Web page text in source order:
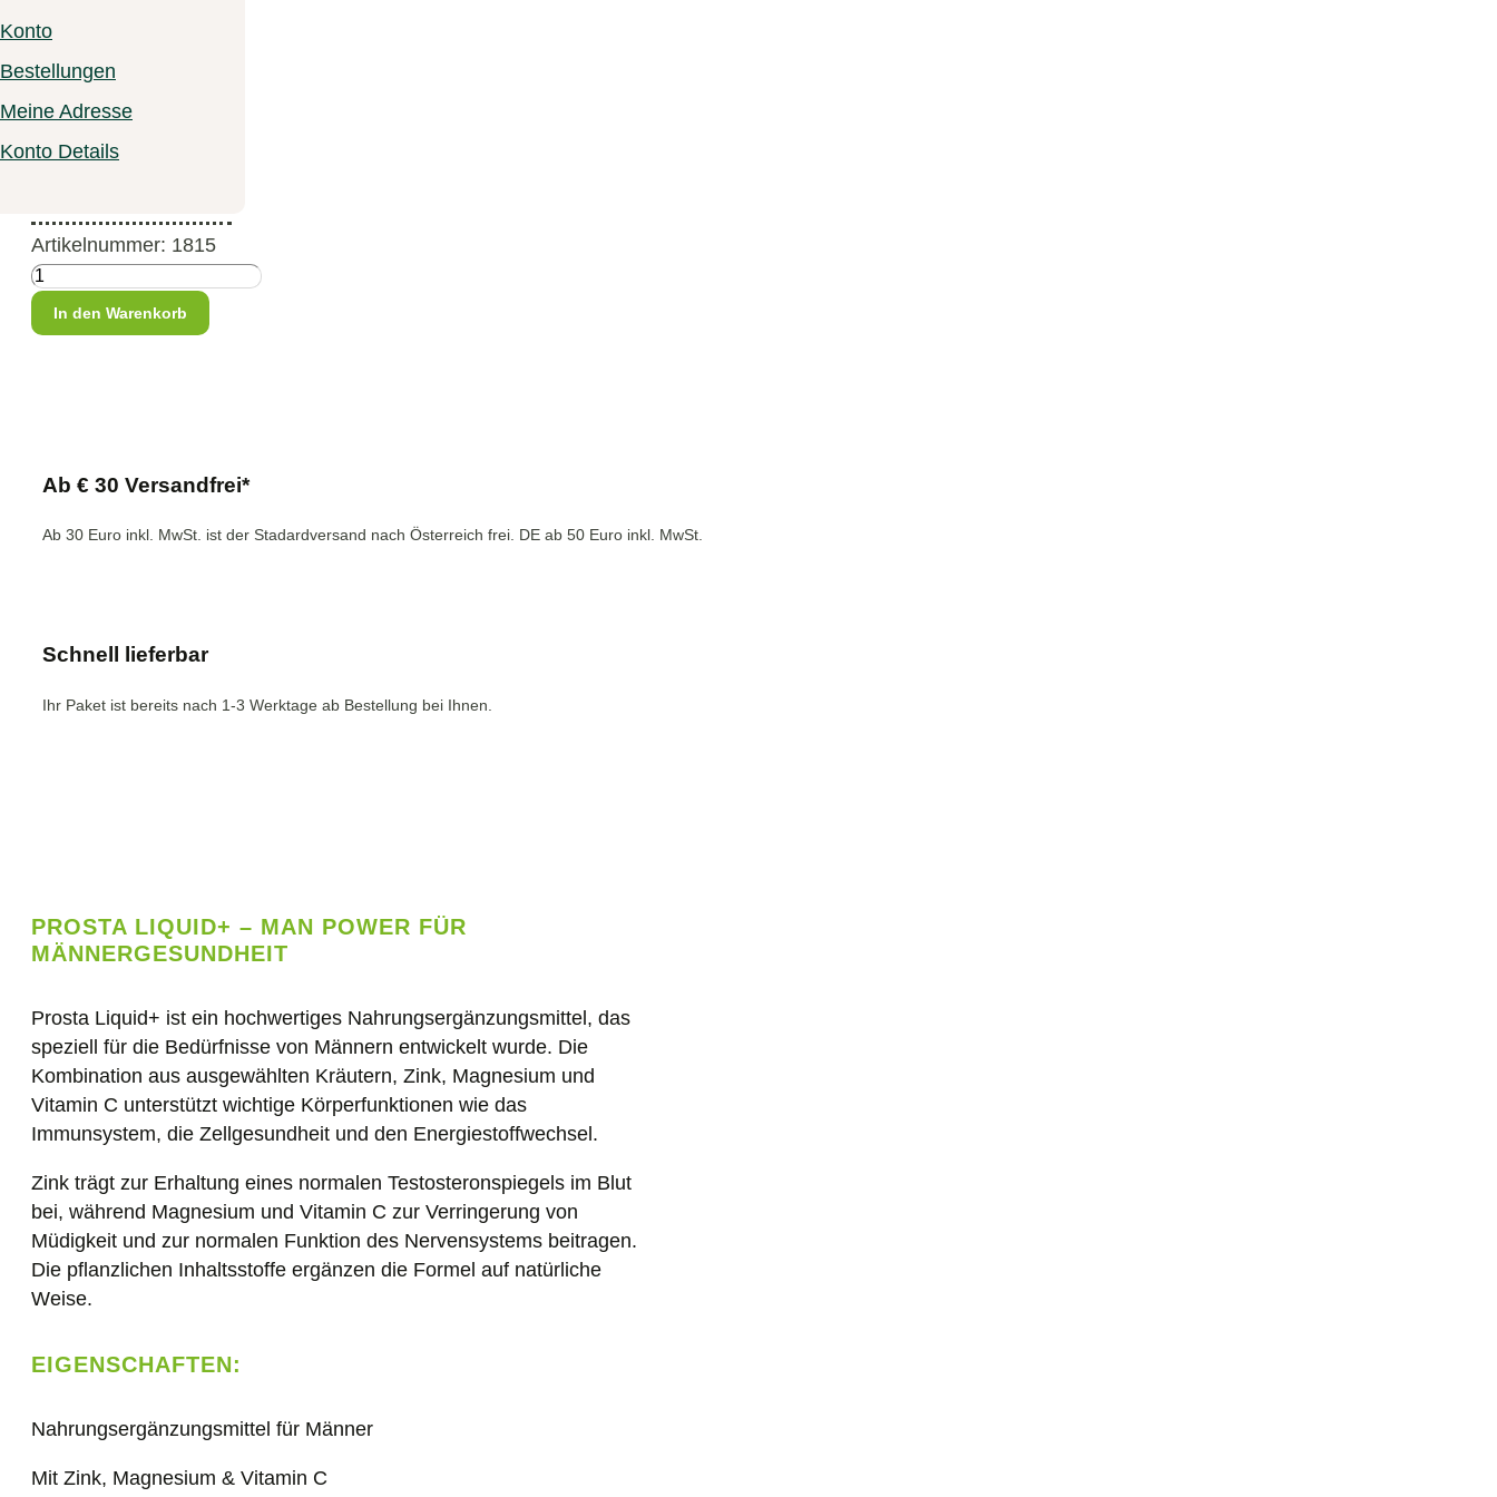
Konto
Bestellungen
Meine Adresse
Konto Details
€
(€29,67/ 100 ml)
zzgl.Versand
Artikelnummer: 1815
Prosta
Liquid+
Extrakt
In den Warenkorb
Ab € 30 Versandfrei*
Ab 30 Euro inkl. MwSt. ist der Stadardversand nach Österreich frei. DE ab 50 Euro inkl. MwSt.
Schnell lieferbar
Ihr Paket ist bereits nach 1-3 Werktage ab Bestellung bei Ihnen.
PROSTA LIQUID+ – MAN POWER FÜR
MÄNNERGESUNDHEIT
Prosta Liquid+ ist ein hochwertiges Nahrungsergänzungsmittel, das
speziell für die Bedürfnisse von Männern entwickelt wurde. Die
Kombination aus ausgewählten Kräutern, Zink, Magnesium und
Vitamin C unterstützt wichtige Körperfunktionen wie das
Immunsystem, die Zellgesundheit und den Energiestoffwechsel.
Zink trägt zur Erhaltung eines normalen Testosteronspiegels im Blut
bei, während Magnesium und Vitamin C zur Verringerung von
Müdigkeit und zur normalen Funktion des Nervensystems beitragen.
Die pflanzlichen Inhaltsstoffe ergänzen die Formel auf natürliche
Weise.
EIGENSCHAFTEN:
Nahrungsergänzungsmittel für Männer
Mit Zink, Magnesium & Vitamin C